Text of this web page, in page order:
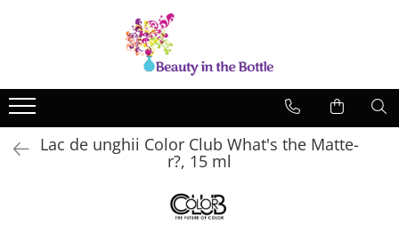
OPI
ILNP
Zoya
Base coat
Top Coat
IngrijireLac de unghii Color Club What's the Matte-
r?, 15 ml